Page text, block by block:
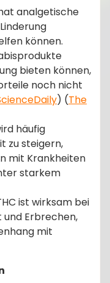
analgetische
können.
bieten können,
noch nicht
)​​ (The
häufig
zu steigern,
mit Krankheiten
starkem
ist wirksam bei
und Erbrechen,
mit